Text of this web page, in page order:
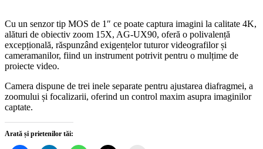
Cu un senzor tip MOS de 1″ ce poate captura imagini la calitate 4K,
alături de obiectiv zoom 15X, AG-UX90, oferă o polivalență
excepțională, răspunzând exigențelor tuturor videografilor și
cameramanilor, fiind un instrument potrivit pentru o mulțime de
proiecte video.
Camera dispune de trei inele separate pentru ajustarea diafragmei, a
zoomului și focalizarii, oferind un control maxim asupra imaginilor
captate.
Arată și prietenilor tăi: